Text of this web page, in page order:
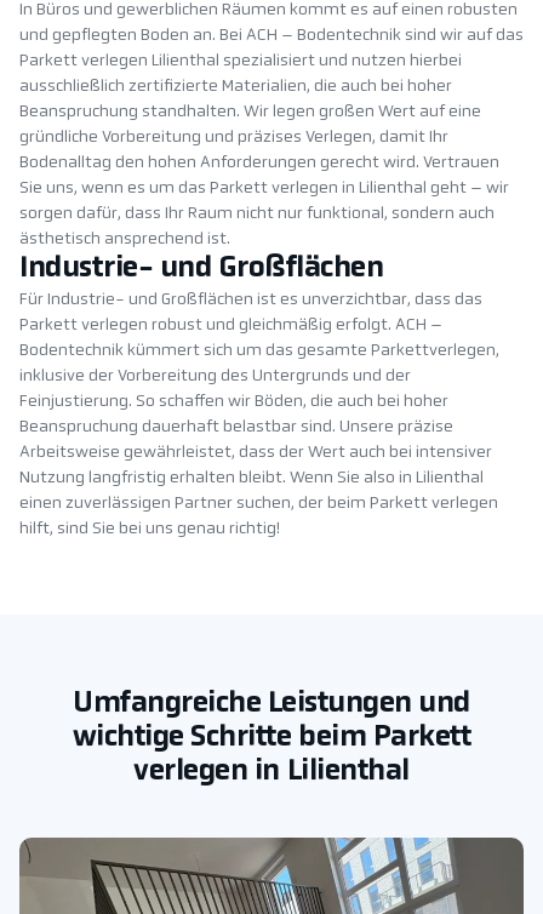
In Büros und gewerblichen Räumen kommt es auf einen robusten
und gepflegten Boden an. Bei ACH – Bodentechnik sind wir auf das
Parkett verlegen Lilienthal spezialisiert und nutzen hierbei
ausschließlich zertifizierte Materialien, die auch bei hoher
Beanspruchung standhalten. Wir legen großen Wert auf eine
gründliche Vorbereitung und präzises Verlegen, damit Ihr
Bodenalltag den hohen Anforderungen gerecht wird. Vertrauen
Sie uns, wenn es um das Parkett verlegen in Lilienthal geht – wir
sorgen dafür, dass Ihr Raum nicht nur funktional, sondern auch
ästhetisch ansprechend ist.
Industrie- und Großflächen
Für Industrie- und Großflächen ist es unverzichtbar, dass das
Parkett verlegen robust und gleichmäßig erfolgt. ACH –
Bodentechnik kümmert sich um das gesamte Parkettverlegen,
inklusive der Vorbereitung des Untergrunds und der
Feinjustierung. So schaffen wir Böden, die auch bei hoher
Beanspruchung dauerhaft belastbar sind. Unsere präzise
Arbeitsweise gewährleistet, dass der Wert auch bei intensiver
Nutzung langfristig erhalten bleibt. Wenn Sie also in Lilienthal
einen zuverlässigen Partner suchen, der beim Parkett verlegen
hilft, sind Sie bei uns genau richtig!
Umfangreiche Leistungen und
wichtige Schritte beim Parkett
verlegen in Lilienthal